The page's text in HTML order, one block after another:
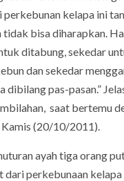
perkebunan kelapa ini
tidak bisa diharapkan.
ditabung, sekedar
dan sekedar
dibilang pas-pasan.”
saat bertemu
Kamis (20/10/2011).
ayah tiga orang
dari perkebunaan